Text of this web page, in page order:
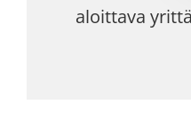
aloittava